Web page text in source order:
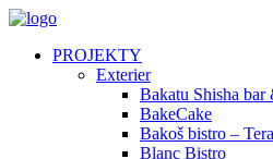
PROJEKTY
Exterier
Bakatu Shisha bar
BakeCake
Bakoš bistro –
Blanc Bistro